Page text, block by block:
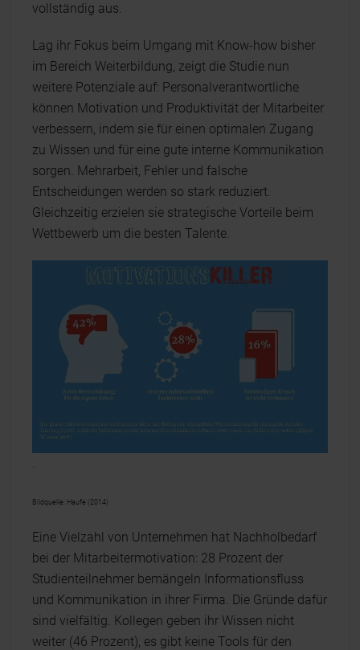
vollständig aus.
Lag ihr Fokus beim Umgang mit Know-how bisher
im Bereich Weiterbildung, zeigt die Studie nun
weitere Potenziale auf: Personalverantwortliche
können Motivation und Produktivität der Mitarbeiter
verbessern, indem sie für einen optimalen Zugang
zu Wissen und für eine gute interne Kommunikation
sorgen. Mehrarbeit, Fehler und falsche
Entscheidungen werden so stark reduziert.
Gleichzeitig erzielen sie strategische Vorteile beim
Wettbewerb um die besten Talente.
Bildquelle: Haufe (2014)
Eine Vielzahl von Unternehmen hat Nachholbedarf
bei der Mitarbeitermotivation: 28 Prozent der
Studienteilnehmer bemängeln Informationsfluss
und Kommunikation in ihrer Firma. Die Gründe dafür
sind vielfältig. Kollegen geben ihr Wissen nicht
weiter (46 Prozent), es gibt keine Tools für den